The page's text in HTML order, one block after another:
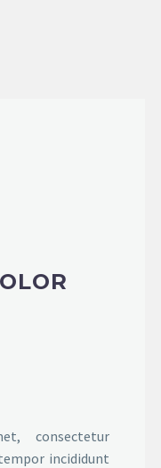
consectetur
incididunt